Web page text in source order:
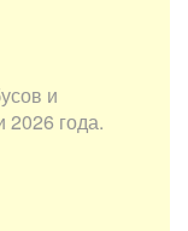
и
2026 года.